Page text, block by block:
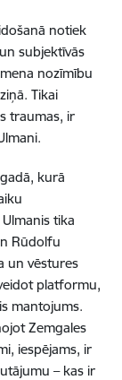
notiek
subjektīvās
nozīmību
Tikai
traumas, ir
kurā
tika
Rūdolfu
un vēstures
platformu,
mantojums.
Zemgales
iespējams, ir
– kas ir